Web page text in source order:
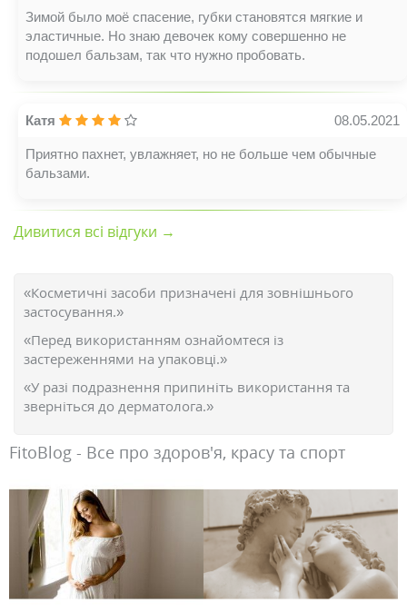
Зимой было моё спасение, губки становятся мягкие и
эластичные. Но знаю девочек кому совершенно не
подошел бальзам, так что нужно пробовать.
Катя 08.05.2021
Приятно пахнет, увлажняет, но не больше чем обычные
бальзами.
Дивитися всі відгуки →
«Косметичні засоби призначені для зовнішнього
застосування.»
«Перед використанням ознайомтеся із
застереженнями на упаковці.»
«У разі подразнення припиніть використання та
зверніться до дерматолога.»
FitoBlog - Все про здоров'я, красу та спорт